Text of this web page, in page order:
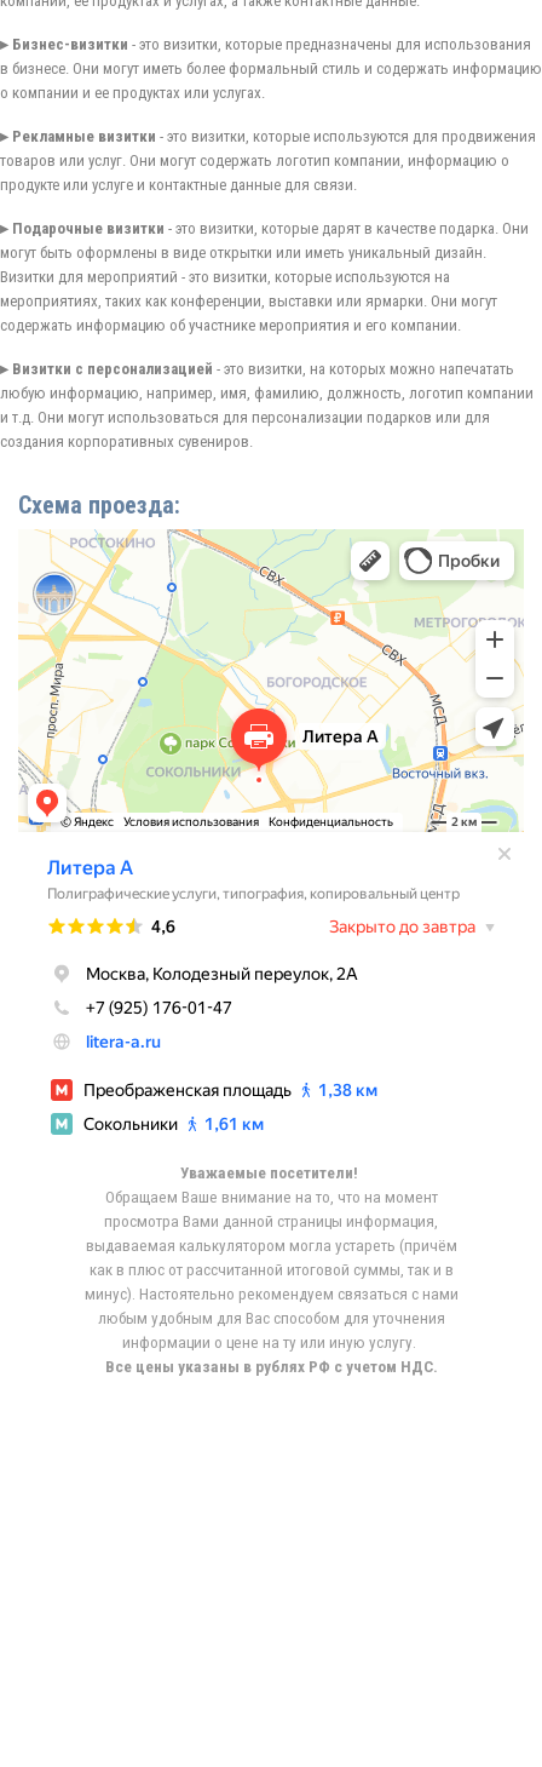
▸ Бизнес-визитки - это визитки, которые предназначены для использования
в бизнесе. Они могут иметь более формальный стиль и содержать информацию
о компании и ее продуктах или услугах.
▸ Рекламные визитки - это визитки, которые используются для продвижения
товаров или услуг. Они могут содержать логотип компании, информацию о
продукте или услуге и контактные данные для связи.
▸ Подарочные визитки - это визитки, которые дарят в качестве подарка. Они
могут быть оформлены в виде открытки или иметь уникальный дизайн.
Визитки для мероприятий - это визитки, которые используются на
мероприятиях, таких как конференции, выставки или ярмарки. Они могут
содержать информацию об участнике мероприятия и его компании.
▸ Визитки с персонализацией - это визитки, на которых можно напечатать
любую информацию, например, имя, фамилию, должность, логотип компании
и т.д. Они могут использоваться для персонализации подарков или для
создания корпоративных сувениров.
Схема проезда:
Уважаемые посетители!
Обращаем Ваше внимание на то, что на момент
просмотра Вами данной страницы информация,
выдаваемая калькулятором могла устареть (причём
как в плюс от рассчитанной итоговой суммы, так и в
минус). Настоятельно рекомендуем связаться с нами
любым удобным для Вас способом для уточнения
информации о цене на ту или иную услугу.
Все цены указаны в рублях РФ с учетом НДС.